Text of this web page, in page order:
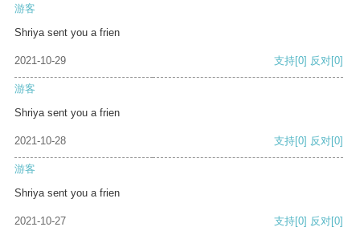
游客
Shriya sent you a frien
2021-10-29 支持[0] 反对[0]
游客
Shriya sent you a frien
2021-10-28 支持[0] 反对[0]
游客
Shriya sent you a frien
2021-10-27 支持[0] 反对[0]